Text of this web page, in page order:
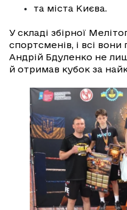
та міста Києва.
У складі збірної
спортсменів, і всі
Андрій Бдуленко не
й отримав кубок за